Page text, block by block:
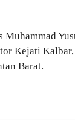
Kejati
Barat.